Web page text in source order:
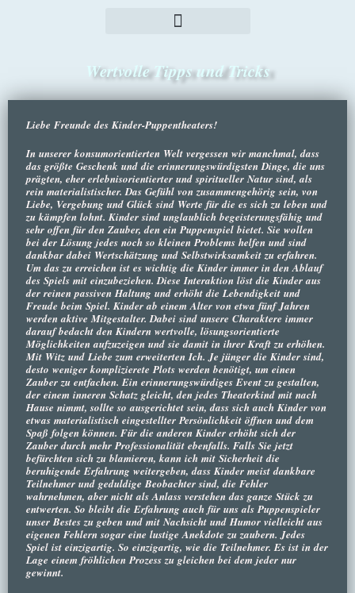
Wertvolle Tipps und Tricks
Liebe Freunde des Kinder-Puppentheaters!
In unserer konsumorientierten Welt vergessen wir manchmal, dass
das größte Geschenk und die erinnerungswürdigsten Dinge, die uns
prägten, eher erlebnisorientierter und spiritueller Natur sind, als
rein materialistischer. Das Gefühl von zusammengehörig sein, von
Liebe, Vergebung und Glück sind Werte für die es sich zu leben und
zu kämpfen lohnt. Kinder sind unglaublich begeisterungsfähig und
sehr offen für den Zauber, den ein Puppenspiel bietet. Sie wollen
bei der Lösung jedes noch so kleinen Problems helfen und sind
dankbar dabei Wertschätzung und Selbstwirksamkeit zu erfahren.
Um das zu erreichen ist es wichtig die Kinder immer in den Ablauf
des Spiels mit einzubeziehen. Diese Interaktion löst die Kinder aus
der reinen passiven Haltung und erhöht die Lebendigkeit und
Freude beim Spiel. Kinder ab einem Alter von etwa fünf Jahren
werden aktive Mitgestalter. Dabei sind unsere Charaktere immer
darauf bedacht den Kindern wertvolle, lösungsorientierte
Möglichkeiten aufzuzeigen und sie damit in ihrer Kraft zu erhöhen.
Mit Witz und Liebe zum erweiterten Ich. Je jünger die Kinder sind,
desto weniger komplizierete Plots werden benötigt, um einen
Zauber zu entfachen. Ein erinnerungswürdiges Event zu gestalten,
der einem inneren Schatz gleicht, den jedes Theaterkind mit nach
Hause nimmt, sollte so ausgerichtet sein, dass sich auch Kinder von
etwas materialistisch eingestellter Persönlichkeit öffnen und dem
Spaß folgen können. Für die anderen Kinder erhöht sich der
Zauber durch mehr Professionalität ebenfalls. Falls Sie jetzt
befürchten sich zu blamieren, kann ich mit Sicherheit die
beruhigende Erfahrung weitergeben, dass Kinder meist dankbare
Teilnehmer und geduldige Beobachter sind, die Fehler
wahrnehmen, aber nicht als Anlass verstehen das ganze Stück zu
entwerten. So bleibt die Erfahrung auch für uns als Puppenspieler
unser Bestes zu geben und mit Nachsicht und Humor vielleicht aus
eigenen Fehlern sogar eine lustige Anekdote zu zaubern. Jedes
Spiel ist einzigartig. So einzigartig, wie die Teilnehmer. Es ist in der
Lage einem fröhlichen Prozess zu gleichen bei dem jeder nur
gewinnt.